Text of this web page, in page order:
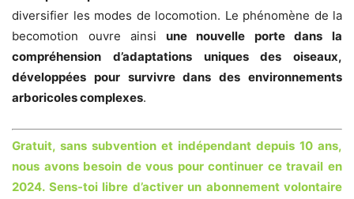
diversifier les modes de locomotion. Le phénomène de la
becomotion ouvre ainsi une nouvelle porte dans la
compréhension d’adaptations uniques des oiseaux,
développées pour survivre dans des environnements
arboricoles complexes.
Gratuit, sans subvention et indépendant depuis 10 ans,
nous avons besoin de vous pour continuer ce travail en
2024. Sens-toi libre d’activer un abonnement volontaire